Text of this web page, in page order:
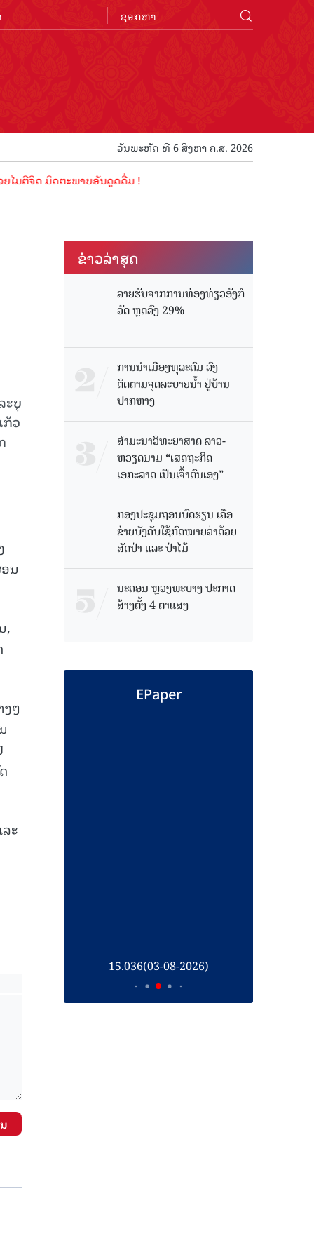
ວັນພະຫັດ ທີ 6 ສິງຫາ ຄ.ສ. 2026
ມິດຕະພາບອັນດູດດື່ມ !
ະບຸ
ວ
ນ
,
ໆ
ະ
ຂ່າວ​ລ່າ​ສຸດ
ລາຍຮັບຈາກການທ່ອງທ່ຽວອັງກໍ
ວັດ ຫຼດລົງ 29%
ການນໍາເມືອງທຸລະຄົມ ລົງ
ຕິດຕາມຈຸດລະບາຍນໍ້າ ຢູ່ບ້ານ
ປາກຫາງ
ສຳມະນາວິທະຍາສາດ ລາວ-
ຫວຽດນາມ “ເສດຖະກິດ
ເອກະລາດ ເປັນເຈົ້າຕົນເອງ”
ກອງປະຊຸມຖອນບົດຮຽນ ເຄືອ
ຂ່າຍບັງຄັບໃຊ້ກົດໝາຍວ່າດ້ວຍ
ສັດປ່າ ແລະ ປ່າໄມ້
ນະຄອນ ຫຼວງພະບາງ ປະ​ກາດ​
ສ້າງ​ຕັ້ງ 4 ຕາແສງ
EPaper
15.035(31-07-2026)